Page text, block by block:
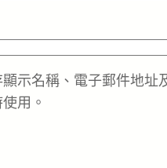
顯示名稱、電子郵件地址
用。